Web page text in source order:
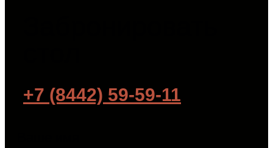
+7 (8442) 59-59-11